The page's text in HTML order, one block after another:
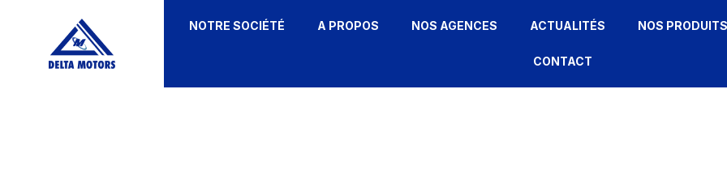
NOTRE SOCIÉTÉ A PROPOS NOS AGENCES ACTUALITÉS NOS PRODUITS
CONTACT